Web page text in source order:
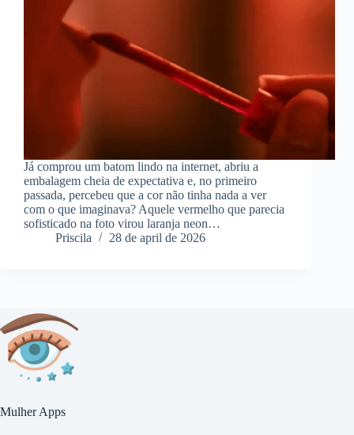
Já comprou um batom lindo na internet, abriu a
embalagem cheia de expectativa e, no primeiro
passada, percebeu que a cor não tinha nada a ver
com o que imaginava? Aquele vermelho que parecia
sofisticado na foto virou laranja neon…
Priscila
28 de april de 2026
Mulher Apps